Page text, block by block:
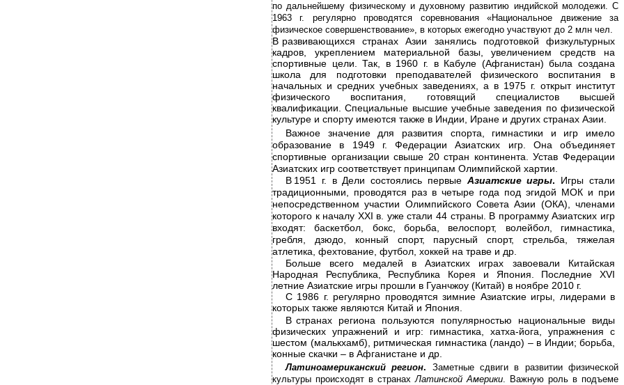
по дальнейшему физическому и духовному развитию индийской молодежи. С
1963 г. регулярно проводятся соревнования «Национальное движение за
физическое совершенствование», в которых ежегодно участвуют до 2 млн чел.
В развивающихся странах Азии занялись подготовкой физкультурных
кадров, укреплением материальной базы, увеличением средств на
спортивные цели. Так, в 1960 г. в Кабуле (Афганистан) была создана
школа для подготовки преподавателей физического воспитания в
начальных и средних учебных заведениях, а в 1975 г. открыт институт
физического воспитания, готовящий специалистов высшей
квалификации. Специальные высшие учебные заведения по физической
культуре и спорту имеются также в Индии, Иране и других странах Азии.
Важное значение для развития спорта, гимнастики и игр имело
образование в 1949 г. Федерации Азиатских игр. Она объединяет
спортивные организации свыше 20 стран континента. Устав Федерации
Азиатских игр соответствует принципам Олимпийской хартии.
В 1951 г. в Дели состоялись первые Азиатские игры. Игры стали
традиционными, проводятся раз в четыре года под эгидой МОК и при
непосредственном участии Олимпийского Совета Азии (ОКА), членами
которого к началу XXI в. уже стали 44 страны. В программу Азиатских игр
входят: баскетбол, бокс, борьба, велоспорт, волейбол, гимнастика,
гребля, дзюдо, конный спорт, парусный спорт, стрельба, тяжелая
атлетика, фехтование, футбол, хоккей на траве и др.
Больше всего медалей в Азиатских играх завоевали Китайская
Народная Республика, Республика Корея и Япония. Последние XVI
летние Азиатские игры прошли в Гуанчжоу (Китай) в ноябре 2010 г.
С 1986 г. регулярно проводятся зимние Азиатские игры, лидерами в
которых также являются Китай и Япония.
В странах региона пользуются популярностью национальные виды
физических упражнений и игр: гимнастика, хатха-йога, упражнения с
шестом (малькхамб), ритмическая гимнастика (ландо) – в Индии; борьба,
конные скачки – в Афганистане и др.
Латиноамериканский регион. Заметные сдвиги в развитии физической
культуры происходят в странахЛатинской Америки. Важную роль в подъеме